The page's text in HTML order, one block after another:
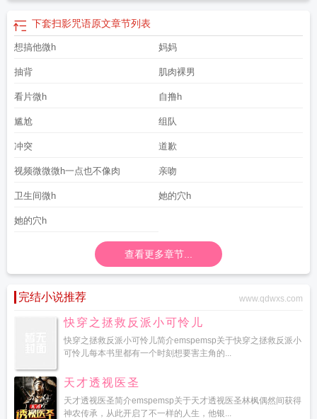
下套扫影咒语原文章节列表
想搞他微h 妈妈
抽背 肌肉裸男
看片微h 自撸h
尴尬 组队
冲突 道歉
视频微微微h一点也不像肉 亲吻
卫生间微h 她的穴h
她的穴h
查看更多章节...
完结小说推荐 www.qdwxs.com
快穿之拯救反派小可怜儿
快穿之拯救反派小可怜儿简介emspemsp关于快穿之拯救反派小
可怜儿每本书里都有一个时刻想要害主角的...
天才透视医圣
天才透视医圣简介emspemsp关于天才透视医圣林枫偶然间获得
神农传承，从此开启了不一样的人生，他银...